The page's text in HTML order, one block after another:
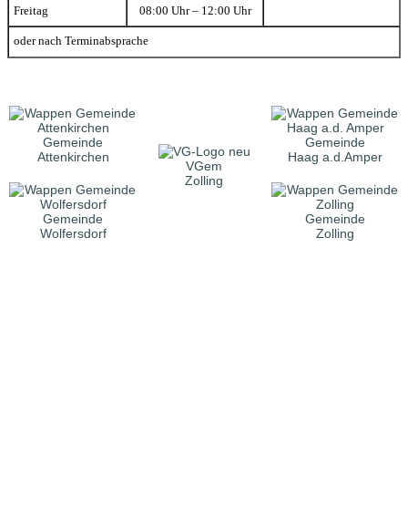
Freitag 08:00 Uhr – 12:00 Uhr
oder nach Terminabsprache
Gemeinde
Attenkirchen
VGem
Zolling
Gemeinde
Haag a.d.Amper
Gemeinde
Wolfersdorf
Gemeinde
Zolling